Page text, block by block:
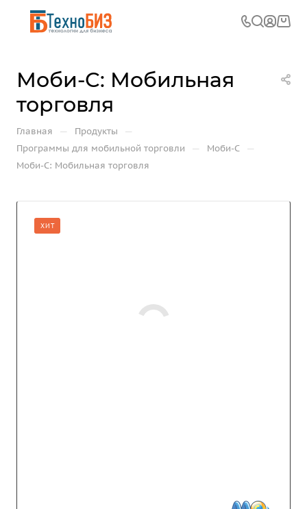
Моби-С: Мобильная
торговля
Главная — Продукты —
Программы для мобильной торговли — Моби-С —
Моби-С: Мобильная торговля
ХИТ